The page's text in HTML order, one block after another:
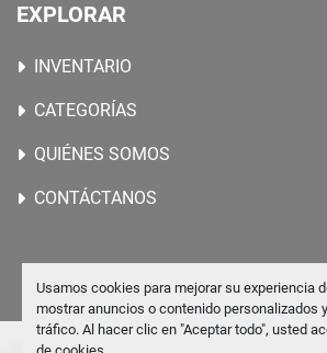
Usamos cookies para mejorar su experiencia
mostrar anuncios o contenido personalizados
tráfico. Al hacer clic en "Aceptar todo", usted
EXPLORAR
INVENTARIO
CATEGORÍAS
QUIÉNES SOMOS
CONTÁCTANOS